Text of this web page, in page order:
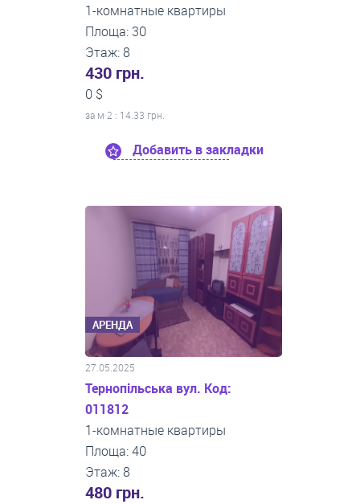
1-комнатные квартиры
Площа: 30
Этаж: 8
430 грн.
0 $
за м 2 : 14.33 грн.
Добавить в закладки
АРЕНДА
27.05.2025
Тернопільська вул. Код:
011812
1-комнатные квартиры
Площа: 40
Этаж: 8
480 грн.